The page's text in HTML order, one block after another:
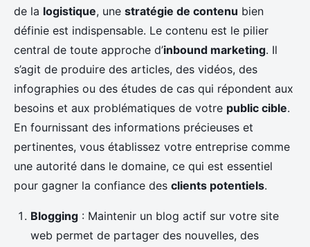
de la logistique, une stratégie de contenu bien
définie est indispensable. Le contenu est le pilier
central de toute approche d’inbound marketing. Il
s’agit de produire des articles, des vidéos, des
infographies ou des études de cas qui répondent aux
besoins et aux problématiques de votre public cible.
En fournissant des informations précieuses et
pertinentes, vous établissez votre entreprise comme
une autorité dans le domaine, ce qui est essentiel
pour gagner la confiance des clients potentiels.
Blogging : Maintenir un blog actif sur votre site
web permet de partager des nouvelles, des